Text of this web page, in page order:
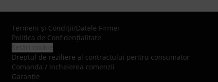
Termeni şi Condiţii/Datele Firmei
Politica de Confidenţialitate
Dreptul de reziliere al contractului pentru consumator
Comanda / incheierea comenzii
Garanție